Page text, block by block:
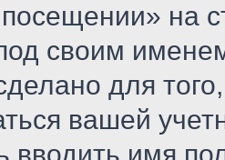
на
своим
для
вашей